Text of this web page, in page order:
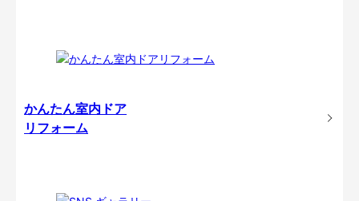
かんたん室内ドア
リフォーム